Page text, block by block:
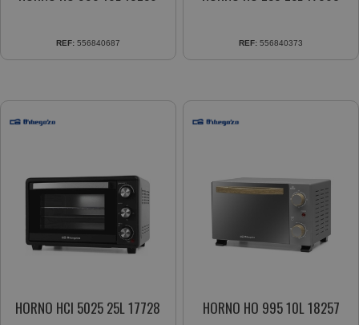
REF: 556840687 REF: 556840373
HORNO HCI 5025 25L 17728 HORNO HO 995 10L 18257